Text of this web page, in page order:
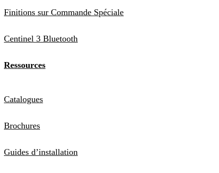
Finitions sur Commande Spéciale
Centinel 3 Bluetooth
Ressources
Catalogues
Brochures
Guides d’installation